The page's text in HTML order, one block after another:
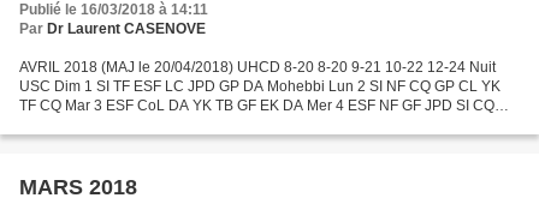
Publié le 16/03/2018 à 14:11
Par Dr Laurent CASENOVE
AVRIL 2018 (MAJ le 20/04/2018) UHCD 8-20 8-20 9-21 10-22 12-24 Nuit
USC Dim 1 SI TF ESF LC JPD GP DA Mohebbi Lun 2 SI NF CQ GP CL YK
TF CQ Mar 3 ESF CoL DA YK TB GF EK DA Mer 4 ESF NF GF JPD SI CQ
MARS 2018